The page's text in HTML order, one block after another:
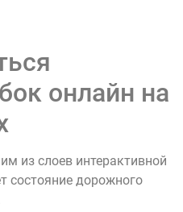
онлайн на
из слоев интерактивной
состояние дорожного